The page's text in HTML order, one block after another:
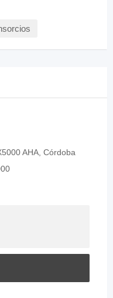
AHA, Córdoba